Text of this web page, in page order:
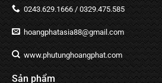
0243.629.1666 / 0329.475.585
hoangphatasia88@gmail.com
www.phutunghoangphat.com
Sản phẩm